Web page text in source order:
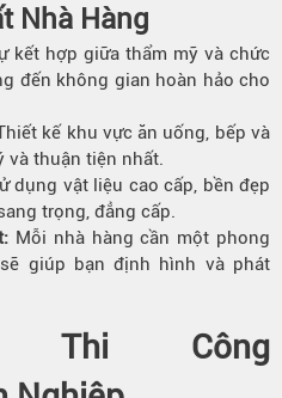
Nhà Hàng
kết hợp giữa thẩm mỹ và chức
đến không gian hoàn hảo cho
kế khu vực ăn uống, bếp và
và thuận tiện nhất.
dụng vật liệu cao cấp, bền đẹp
trọng, đẳng cấp.
Mỗi nhà hàng cần một phong
giúp bạn định hình và phát
Thi Công